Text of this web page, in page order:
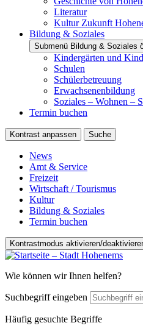
Literatur
Kultur Zukunft
Bildung & Soziales
Submenü Bildung & Soziales
Kindergärten und
Schulen
Schülerbetreuung
Erwachsenenbildung
Soziales – Wohnen –
Termin buchen
Kontrast anpassen Suche
News
Amt & Service
Freizeit
Wirtschaft / Tourismus
Kultur
Bildung & Soziales
Termin buchen
Kontrastmodus aktivieren/
Wie können wir Ihnen helfen?
Suchbegriff eingeben
Häufig gesuchte Begriffe